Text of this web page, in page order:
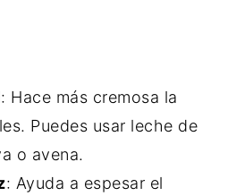
: Hace más cremosa la
Puedes usar leche de
o avena.
: Ayuda a espesar el